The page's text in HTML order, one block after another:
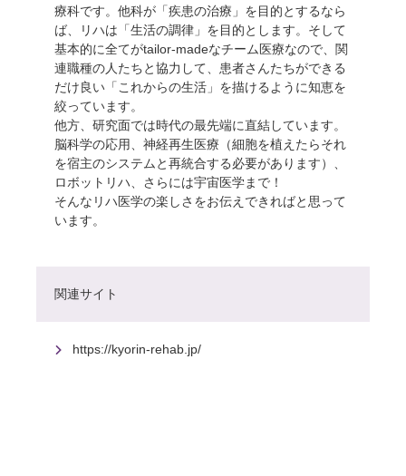
療科です。他科が「疾患の治療」を目的とするなら
ば、リハは「生活の調律」を目的とします。そして
基本的に全てがtailor-madeなチーム医療なので、関
連職種の人たちと協力して、患者さんたちができる
だけ良い「これからの生活」を描けるように知恵を
絞っています。
他方、研究面では時代の最先端に直結しています。
脳科学の応用、神経再生医療（細胞を植えたらそれ
を宿主のシステムと再統合する必要があります）、
ロボットリハ、さらには宇宙医学まで！
そんなリハ医学の楽しさをお伝えできればと思って
います。
関連サイト
https://kyorin-rehab.jp/